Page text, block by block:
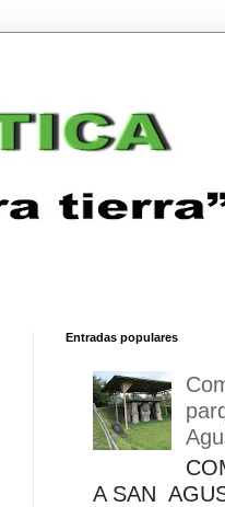
Entradas populares
A SAN